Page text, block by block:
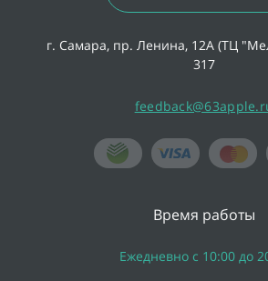
г. Самара, пр. Ленина, 12А (ТЦ
317
Время работы
Ежедневно с 10:00 до